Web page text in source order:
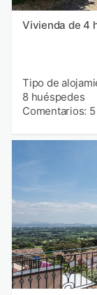
Vivienda de 4
Tipo de
8 huéspedes
Comentarios: 5